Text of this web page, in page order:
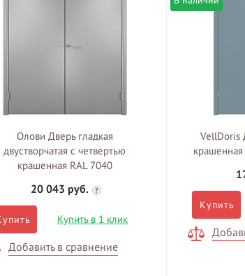
Олови Дверь гладкая
двустворчатая с четвертью
крашенная RAL 7040
20 043 руб.
?
Купить в 1 клик
Добавить в сравнение
VellDoris
Купить